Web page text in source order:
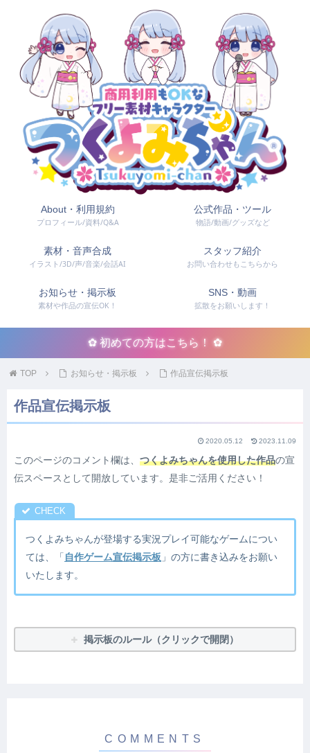
About・利用規約
プロフィール/資料/Q&A
公式作品・ツール
物語/動画/グッズなど
素材・音声合成
イラスト/3D/声/音楽/会話AI
スタッフ紹介
お問い合わせもこちらから
お知らせ・掲示板
素材や作品の宣伝OK！
SNS・動画
拡散をお願いします！
✿ 初めての方はこちら！ ✿
TOP お知らせ・掲示板 作品宣伝掲示板
作品宣伝掲示板
2020.05.12 2023.11.09
このページのコメント欄は、 つくよみちゃんを使用した作品の宣
伝スペースとして開放しています。是非ご活用ください！
つくよみちゃんが登場する実況プレイ可能なゲームについ
ては、「 自作ゲーム宣伝掲示板 」の方に書き込みをお願い
いたします。
掲示板のルール（クリックで開閉）